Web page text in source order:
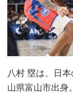
八村 塁は、日
山県富山市出身